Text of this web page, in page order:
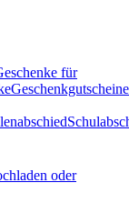
für
Geschenkgutscheine
oder